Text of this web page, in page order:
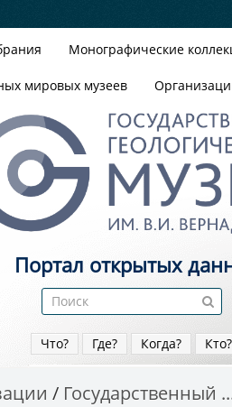
Монографические
мировых музеев
Портал открытых
Что? Где? Когда? Кто?
Государственный